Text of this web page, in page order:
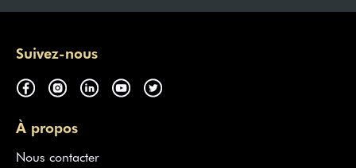
Suivez-nous
À propos
Nous contacter